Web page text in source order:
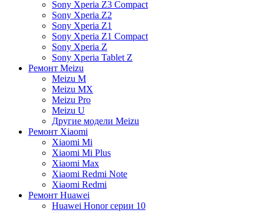
Sony Xperia Z3 Compact
Sony Xperia Z2
Sony Xperia Z1
Sony Xperia Z1 Compact
Sony Xperia Z
Sony Xperia Tablet Z
Ремонт Meizu
Meizu M
Meizu MX
Meizu Pro
Meizu U
Другие модели Meizu
Ремонт Xiaomi
Xiaomi Mi
Xiaomi Mi Plus
Xiaomi Max
Xiaomi Redmi Note
Xiaomi Redmi
Ремонт Huawei
Huawei Honor серии 10